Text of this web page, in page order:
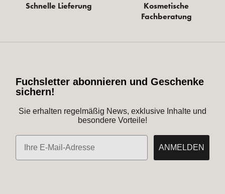
Schnelle Lieferung
Kosmetische
Fachberatung
Fuchsletter abonnieren und Geschenke
sichern!
Sie erhalten regelmäßig News, exklusive Inhalte und
besondere Vorteile!
E-Mail
ANMELDEN